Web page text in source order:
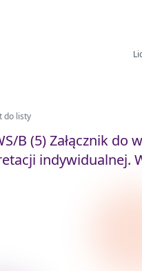
do listy
B (5) Załącznik
indywidualnej.